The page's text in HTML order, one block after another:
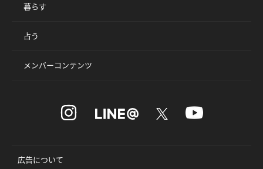
暮らす
占う
メンバーコンテンツ
広告について